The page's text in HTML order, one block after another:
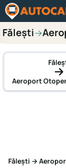
Fălești→
Aeroport
Fălești →